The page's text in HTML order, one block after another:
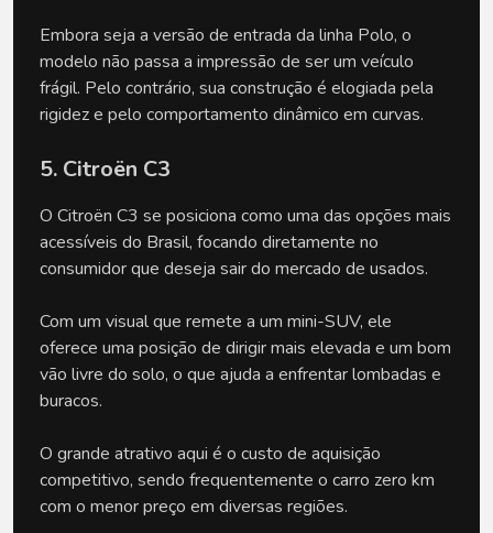
Embora seja a versão de entrada da linha Polo, o
modelo não passa a impressão de ser um veículo
frágil. Pelo contrário, sua construção é elogiada pela
rigidez e pelo comportamento dinâmico em curvas.
5. Citroën C3
O Citroën C3 se posiciona como uma das opções mais
acessíveis do Brasil, focando diretamente no
consumidor que deseja sair do mercado de usados.
Com um visual que remete a um mini-SUV, ele
oferece uma posição de dirigir mais elevada e um bom
vão livre do solo, o que ajuda a enfrentar lombadas e
buracos.
O grande atrativo aqui é o custo de aquisição
competitivo, sendo frequentemente o carro zero km
com o menor preço em diversas regiões.